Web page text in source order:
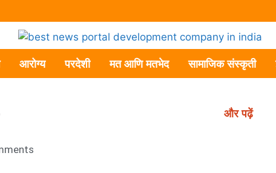
आरोग्य परदेशी मत आणि मतभेद सामाजिक संस्कृती
और पढ़ें